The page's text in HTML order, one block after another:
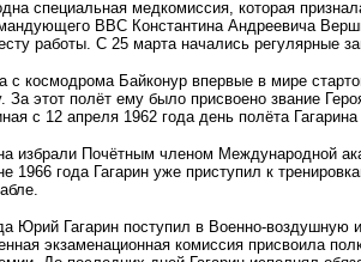
специальная медкомиссия, которая
ВВС Константина Андреевича
работы. С 25 марта начались регулярные
с космодрома Байконур впервые в мире
За этот полёт ему было присвоено звание
с 12 апреля 1962 года день полёта
избрали Почётным членом Международной
1966 года Гагарин уже приступил к
Юрий Гагарин поступил в Военно-
экзаменационная комиссия присвоила